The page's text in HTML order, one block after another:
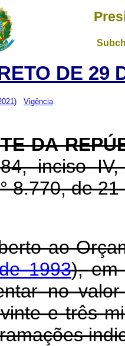
DE 29
Vigência
DA
inciso
8.770, de
ao
1993), em
no
e três